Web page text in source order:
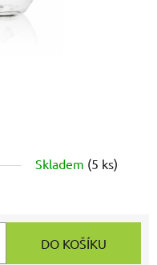
Skladem (5 ks)
DO KOŠÍKU